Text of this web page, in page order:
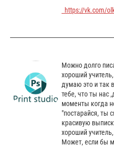
https://vk.com/
Можно долго
хороший
думаю это и так
тебе, что ты нас
моменты когда
"постарайся, ты
красивую
хороший
Может, если бы